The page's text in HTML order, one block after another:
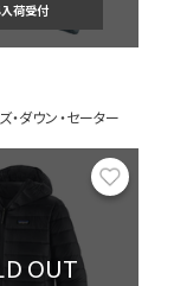
荷受付
・ダウン・セーター
OUT